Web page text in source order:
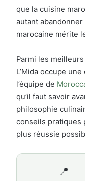
que la cuisine
autant
marocaine mérite
Parmi les
L’Mida occupe
l’équipe de
qu’il faut savoir
philosophie
conseils pratiques
plus réussie
📍